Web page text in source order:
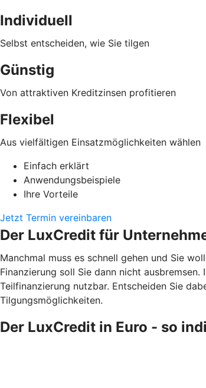
Individuell
Selbst entscheiden, wie Sie tilgen
Günstig
Von attraktiven Kreditzinsen profitieren
Flexibel
Aus vielfältigen Einsatzmöglichkeiten wählen
Einfach erklärt
Anwendungsbeispiele
Ihre Vorteile
Jetzt Termin vereinbaren
Der LuxCredit für
Manchmal muss es schnell gehen und Sie
Finanzierung soll Sie dann nicht
Teilfinanzierung nutzbar. Entscheiden Sie
Tilgungsmöglichkeiten.
Der LuxCredit in Euro - so